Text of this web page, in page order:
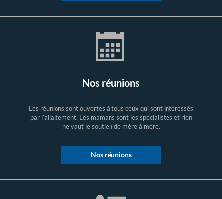
Nos réunions
Les réunions sont ouvertes à tous ceux qui sont intéressés
par l’allaitement. Les mamans sont les spécialistes et rien
ne vaut le soutien de mère à mère.
Nos réunions